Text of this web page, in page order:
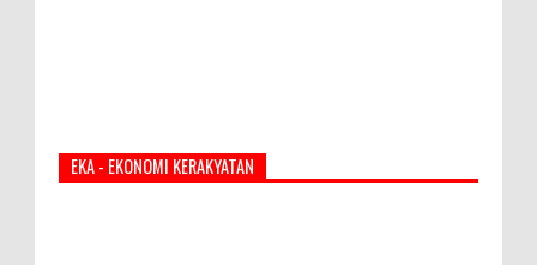
EKA - EKONOMI KERAKYATAN